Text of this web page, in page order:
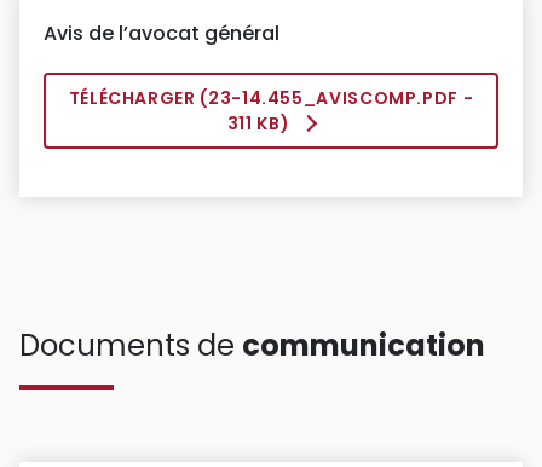
Avis de l’avocat général
TÉLÉCHARGER (23-14.455_AVISCOMP.PDF -
311 KB)
Documents de communication